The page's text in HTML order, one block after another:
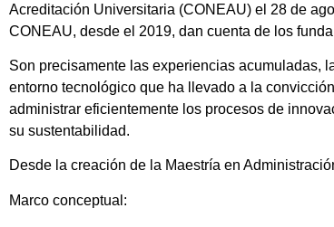
Acreditación Universitaria (CONEAU) el 28 de
CONEAU, desde el 2019, dan cuenta de los
Son precisamente las experiencias acumuladas,
entorno tecnológico que ha llevado a la
administrar eficientemente los procesos de
su sustentabilidad.
Desde la creación de la Maestría en
Marco conceptual: